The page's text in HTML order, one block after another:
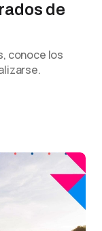
de
conoce los